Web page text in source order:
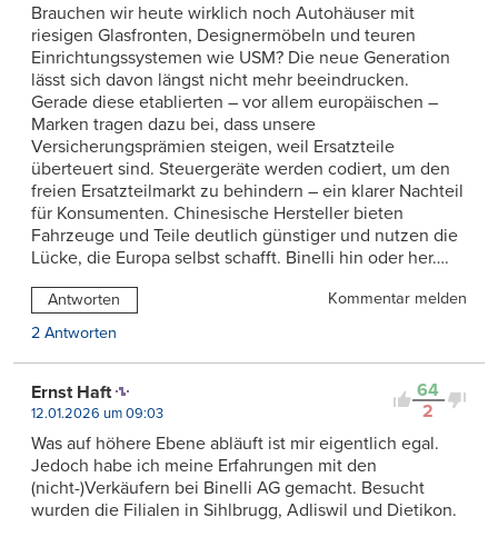
Brauchen wir heute wirklich noch Autohäuser mit
riesigen Glasfronten, Designermöbeln und teuren
Einrichtungssystemen wie USM? Die neue Generation
lässt sich davon längst nicht mehr beeindrucken.
Gerade diese etablierten – vor allem europäischen –
Marken tragen dazu bei, dass unsere
Versicherungsprämien steigen, weil Ersatzteile
überteuert sind. Steuergeräte werden codiert, um den
freien Ersatzteilmarkt zu behindern – ein klarer Nachteil
für Konsumenten. Chinesische Hersteller bieten
Fahrzeuge und Teile deutlich günstiger und nutzen die
Lücke, die Europa selbst schafft. Binelli hin oder her….
Antworten
Kommentar melden
2 Antworten
64
2
Ernst Haft
12.01.2026 um 09:03
Was auf höhere Ebene abläuft ist mir eigentlich egal.
Jedoch habe ich meine Erfahrungen mit den
(nicht-)Verkäufern bei Binelli AG gemacht. Besucht
wurden die Filialen in Sihlbrugg, Adliswil und Dietikon.